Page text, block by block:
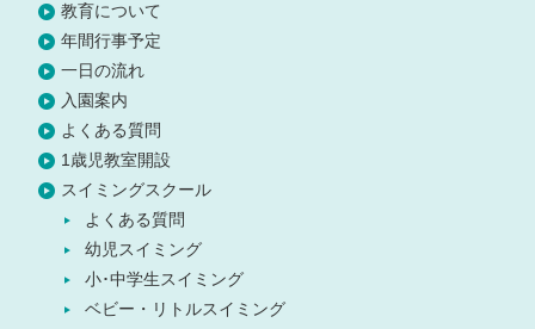
教育について
年間行事予定
一日の流れ
入園案内
よくある質問
1歳児教室開設
スイミングスクール
よくある質問
幼児スイミング
小･中学生スイミング
ベビー・リトルスイミング